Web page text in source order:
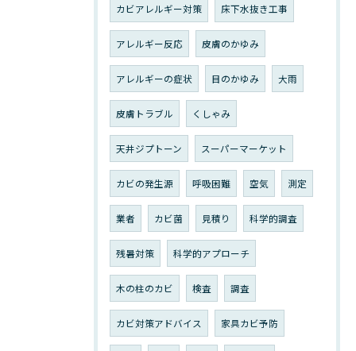
カビアレルギー対策 床下水抜き工事
アレルギー反応 皮膚のかゆみ
アレルギーの症状 目のかゆみ 大雨
皮膚トラブル くしゃみ
天井ジプトーン スーパーマーケット
カビの発生源 呼吸困難 空気 測定
業者 カビ菌 見積り 科学的調査
残暑対策 科学的アプローチ
木の柱のカビ 検査 調査
カビ対策アドバイス 家具カビ予防